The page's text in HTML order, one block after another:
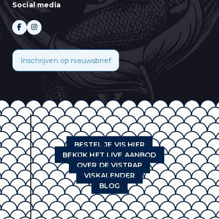
Social media
Inschrijven op nieuwsbrief
BESTEL JE VIS HIER
BEKIJK HET LIVE AANBOD
OVER DE VISTRAP
VISKALENDER
BLOG